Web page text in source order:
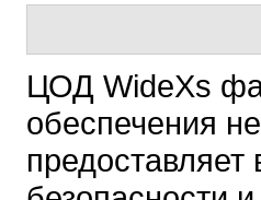
ЦОД WideXs
обеспечения